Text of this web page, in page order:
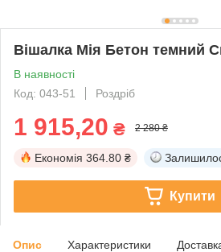
Вішалка Мія Бетон темний
В наявності
Код: 043-51
Роздріб
1 915,20 ₴ 2 280 ₴
Економія 364.80 ₴
Купити
Опис Характеристики